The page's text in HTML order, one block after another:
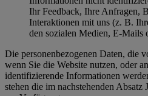
Ihr Feedback, Ihre Anfragen,
Interaktionen mit uns (z. B.
den sozialen Medien, E-Mails
Die personenbezogenen Daten, die
wenn Sie die Website nutzen, oder
identifizierende Informationen
stehen die im nachstehenden Absatz J